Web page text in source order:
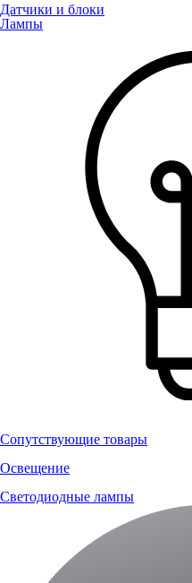
Датчики и блоки
Лампы
Сопутствующие товары
Освещение
Светодиодные лампы